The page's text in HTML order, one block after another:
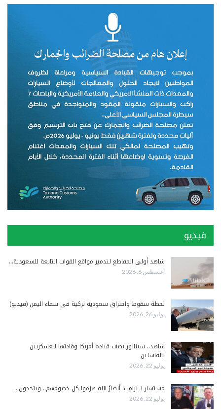
فيديو
شاهد أولى المقاطع لتدمير مواقع القوات التابعة للسعودية…
أغسطس 6, 2026
لحظة سقوط واحتراق سعودية تركية في سماء اليمن (فيديو)
يوليو 26, 2026
شاهد.. سيناتور يصف قيادة أمريكا وقادتها العسكريين
بالفاشلين
يوليو 22, 2026
مستشار لـ ترامب: أنصارُ الله هزموا كل خصومهم.. ويتحدون…
يوليو 22, 2026